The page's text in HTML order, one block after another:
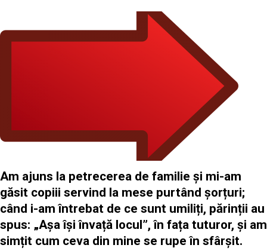
Am ajuns la petrecerea de familie și mi-am
găsit copiii servind la mese purtând șorțuri;
când i-am întrebat de ce sunt umiliți, părinții au
spus: „Așa își învață locul”, în fața tuturor, și am
simțit cum ceva din mine se rupe în sfârșit.